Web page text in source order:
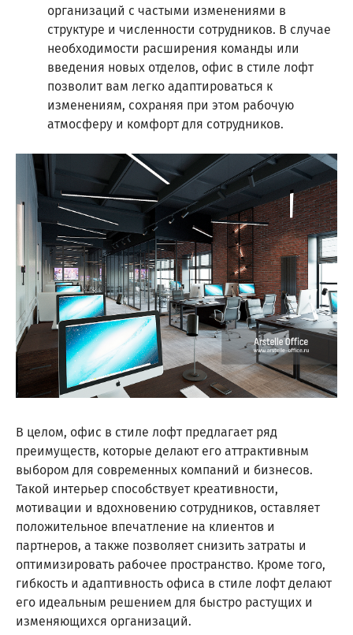
организаций с частыми изменениями в
структуре и численности сотрудников. В случае
необходимости расширения команды или
введения новых отделов, офис в стиле лофт
позволит вам легко адаптироваться к
изменениям, сохраняя при этом рабочую
атмосферу и комфорт для сотрудников.
В целом, офис в стиле лофт предлагает ряд
преимуществ, которые делают его аттрактивным
выбором для современных компаний и бизнесов.
Такой интерьер способствует креативности,
мотивации и вдохновению сотрудников, оставляет
положительное впечатление на клиентов и
партнеров, а также позволяет снизить затраты и
оптимизировать рабочее пространство. Кроме того,
гибкость и адаптивность офиса в стиле лофт делают
его идеальным решением для быстро растущих и
изменяющихся организаций.